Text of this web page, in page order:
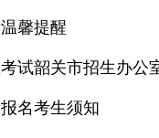
馨提醒
试韶关市招生办公
名考生须知